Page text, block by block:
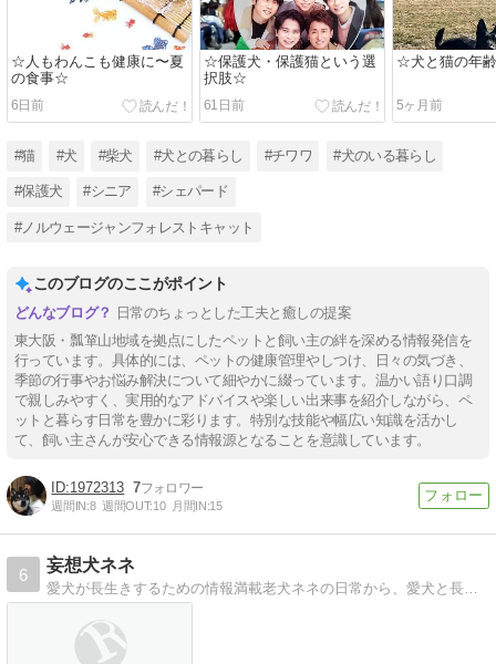
☆人もわんこも健康に〜夏
の食事☆
6日前
☆保護犬・保護猫という選
択肢☆
61日前
☆犬と猫の年
5ヶ月前
#猫 #犬 #柴犬 #犬との暮らし #チワワ #犬のいる暮らし
#保護犬 #シニア #シェパード
#ノルウェージャンフォレストキャット
このブログのここがポイント
日常のちょっとした工夫と癒しの提案
東大阪・瓢箪山地域を拠点にしたペットと飼い主の絆を深める情報発信を
行っています。具体的には、ペットの健康管理やしつけ、日々の気づき、
季節の行事やお悩み解決について細やかに綴っています。温かい語り口調
で親しみやすく、実用的なアドバイスや楽しい出来事を紹介しながら、ペ
ットと暮らす日常を豊かに彩ります。特別な技能や幅広い知識を活かし
て、飼い主さんが安心できる情報源となることを意識しています。
1972313 7
週間IN:8 週間OUT:10 月間IN:15
6
妄想犬ネネ
愛犬が長生きするための情報満載老犬ネネの日常から、愛犬と長く一緒にいられる方法を探ります。